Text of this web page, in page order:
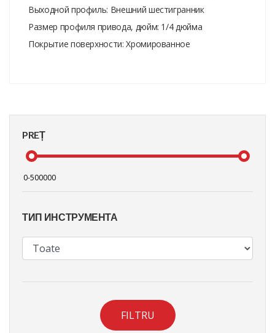
PREȚ
ТИП ИНСТРУМЕНТА
FILTRU
Выходной профиль: Внешний шестигранник
Размер профиля привода, дюйм: 1/4 дюйма
Покрытие поверхности: Хромированное